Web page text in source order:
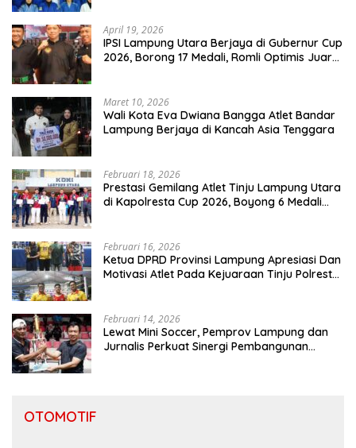
April 19, 2026
IPSI Lampung Utara Berjaya di Gubernur Cup
2026, Borong 17 Medali, Romli Optimis Juara
Maret 10, 2026
Wali Kota Eva Dwiana Bangga Atlet Bandar
Lampung Berjaya di Kancah Asia Tenggara
Februari 18, 2026
Prestasi Gemilang Atlet Tinju Lampung Utara
di Kapolresta Cup 2026, Boyong 6 Medali
Februari 16, 2026
Ketua DPRD Provinsi Lampung Apresiasi Dan
Motivasi Atlet Pada Kejuaraan Tinju Polresta
Februari 14, 2026
Lewat Mini Soccer, Pemprov Lampung dan
Jurnalis Perkuat Sinergi Pembangunan
OTOMOTIF